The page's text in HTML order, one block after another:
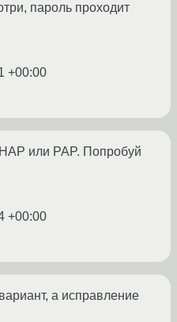
пароль проходит
+00:00
или PAP. Попробуй
+00:00
а исправление